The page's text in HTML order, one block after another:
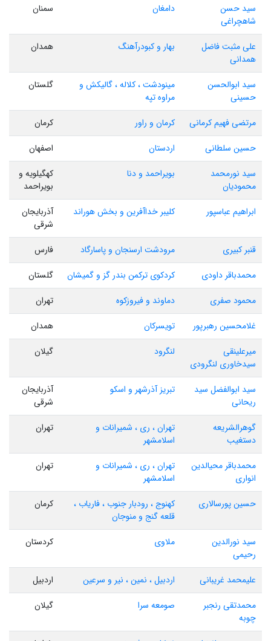
سید حسن
شاهچراغی
دامغان سمنان
علی مثبت فاضل
همدانی
بهار و کبودرآهنگ همدان
سید ابوالحسن
حسینی
مینودشت ، کلاله ، گالیکش و
مراوه تپه
گلستان
مرتضی فهیم کرمانی کرمان و راور
کرمان
حسین سلطانی
اردستان
اصفهان
سید نورمحمد
محمودیان
بویراحمد و دنا
کهگیلویه و
بویراحمد
ابراهیم عباسپور
کلیبر خداآفرین و بخش هوراند
آذربایجان
شرقی
قنبر کبیری
مرودشت ارسنجان و پاسارگاد
فارس
محمدباقر داودی
کردکوی ترکمن بندر گز و گمیشان
گلستان
محمود صفری
دماوند و فیروزکوه
تهران
غلامحسین رهبرپور
تویسرکان
همدان
میرعلینقی
سیدخاوری لنگرودی
لنگرود گیلان
سید ابوالفضل سید
ریحانی
تبریز آذرشهر و اسکو
آذربایجان
شرقی
گوهرالشریعه
دستغیب
تهران ، ری ، شمیرانات و
اسلامشهر
تهران
محمدباقر محیالدین
انواری
تهران ، ری ، شمیرانات و
اسلامشهر
تهران
حسین پورسالاری
کهنوج ، رودبار جنوب ، فاریاب ،
قلعه گنج و منوجان
کرمان
سید نورالدین
رحیمی
ملاوی کردستان
علیمحمد غریبانی اردبیل ، نمین ، نیر و سرعین
اردبیل
محمدتقی رنجبر
چوبه
صومعه سرا گیلان